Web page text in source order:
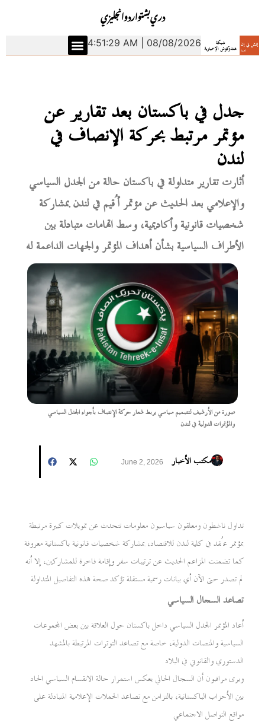
انجليزياردوبشتودري
4:51:30 AM | 08/08/2026
جدل في باكستان بعد تقارير عن
مؤتمر مرتبط بحركة الإنصاف في
لندن
أثارت تقارير متداولة في باكستان حالة من الجدل السياسي
والإعلامي بعد الحديث عن مؤتمر أُقيم في لندن بمشاركة
شخصيات قانونية وأكاديمية، وسط اتهامات متبادلة بين
الأطراف السياسية بشأن أهداف المؤتمر والجهات الداعمة له
صورة من الأرشيف لتصميم سياسي يربط شعار حركة الإنصاف بأجواء الجدل السياسي
والمؤتمرات الدولية في لندن
مكتب الأخبار June 2, 2026
تداول ناشطون ومعلقون سياسيون معلومات تتحدث عن تمويلات كبيرة مرتبطة
بمؤتمر عُقد في كلية لندن للاقتصاد، بمشاركة شخصيات قانونية باكستانية معروفة
كما تضمنت المزاعم الحديث عن ترتيبات سفر وإقامة فاخرة للمشاركين، إلا أنه
لم تصدر حتى الآن أي بيانات رسمية مستقلة تؤكد صحة هذه التفاصيل المتداولة
تصاعد السجال السياسي
أعاد المؤتمر الجدل السياسي داخل باكستان حول العلاقة بين بعض المجموعات
السياسية والمنصات الدولية، خاصة مع تصاعد التوترات المرتبطة بالمشهد
الدستوري والقانوني في البلاد
ويرى مراقبون أن السجال الحالي يعكس استمرار حالة الانقسام السياسي الحاد
بين الأحزاب الباكستانية، بالتزامن مع تصاعد الحملات الإعلامية المتبادلة على
مواقع التواصل الاجتماعي